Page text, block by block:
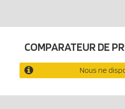
COMPARATEUR DE
Nous ne